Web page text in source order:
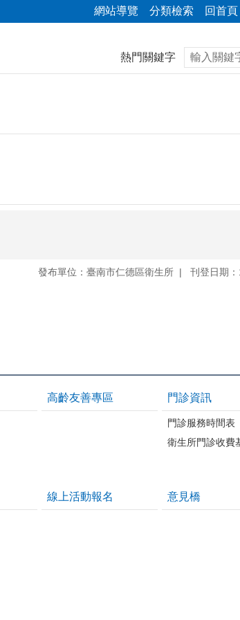
網站導覽 分類檢索 回首頁
熱門關鍵字
發布單位：臺南市仁德區衛生所 刊登日期
高齡友善專區 門診資訊
門診服務時間表
衛生所門診收費
線上活動報名 意見橋